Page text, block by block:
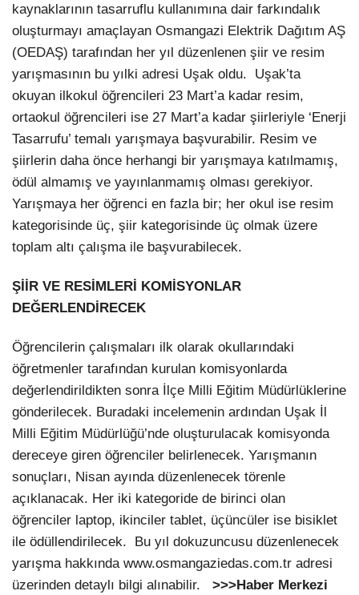
kaynaklarının tasarruflu kullanımına dair farkındalık
oluşturmayı amaçlayan Osmangazi Elektrik Dağıtım AŞ
(OEDAŞ) tarafından her yıl düzenlenen şiir ve resim
yarışmasının bu yılki adresi Uşak oldu. Uşak’ta
okuyan ilkokul öğrencileri 23 Mart’a kadar resim,
ortaokul öğrencileri ise 27 Mart’a kadar şiirleriyle ‘Enerji
Tasarrufu’ temalı yarışmaya başvurabilir. Resim ve
şiirlerin daha önce herhangi bir yarışmaya katılmamış,
ödül almamış ve yayınlanmamış olması gerekiyor.
Yarışmaya her öğrenci en fazla bir; her okul ise resim
kategorisinde üç, şiir kategorisinde üç olmak üzere
toplam altı çalışma ile başvurabilecek.
ŞİİR VE RESİMLERİ KOMİSYONLAR
DEĞERLENDİRECEK
Öğrencilerin çalışmaları ilk olarak okullarındaki
öğretmenler tarafından kurulan komisyonlarda
değerlendirildikten sonra İlçe Milli Eğitim Müdürlüklerine
gönderilecek. Buradaki incelemenin ardından Uşak İl
Milli Eğitim Müdürlüğü’nde oluşturulacak komisyonda
dereceye giren öğrenciler belirlenecek. Yarışmanın
sonuçları, Nisan ayında düzenlenecek törenle
açıklanacak. Her iki kategoride de birinci olan
öğrenciler laptop, ikinciler tablet, üçüncüler ise bisiklet
ile ödüllendirilecek. Bu yıl dokuzuncusu düzenlenecek
yarışma hakkında www.osmangaziedas.com.tr adresi
üzerinden detaylı bilgi alınabilir. >>>Haber Merkezi